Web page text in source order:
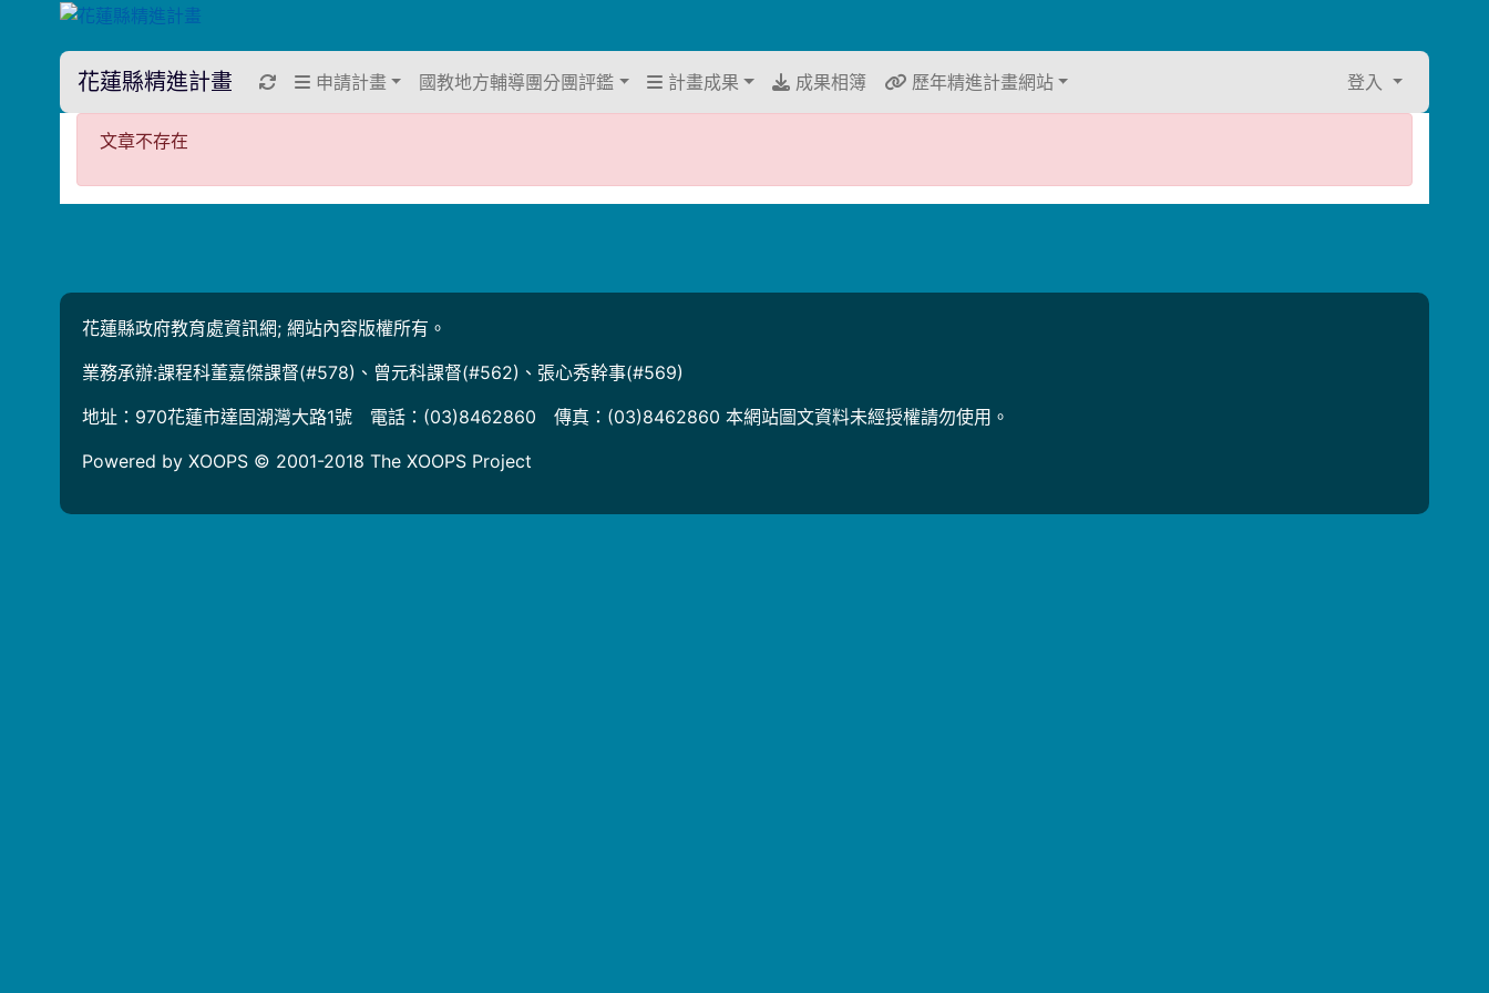
花蓮縣精進計畫 重新取得佈景設定
申請計畫 國教地方輔導團分團評鑑 計畫成果 成果相簿 歷年精進計畫網站 登入
文章不存在
文章不存在
花蓮縣政府教育處資訊網; 網站內容版權所有。
業務承辦:課程科董嘉傑課督(#578)、曾元科課督(#562)、張心秀幹事(#569)
地址：970花蓮市達固湖灣大路1號 電話：(03)8462860 傳真：(03)8462860 本網站圖文資料未經授權請勿使用。
Powered by XOOPS © 2001-2018 The XOOPS Project